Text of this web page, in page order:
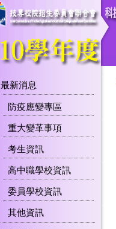
最新消息
防疫應變專區
重大變革事項
考生資訊
高中職學校資訊
委員學校資訊
其他資訊